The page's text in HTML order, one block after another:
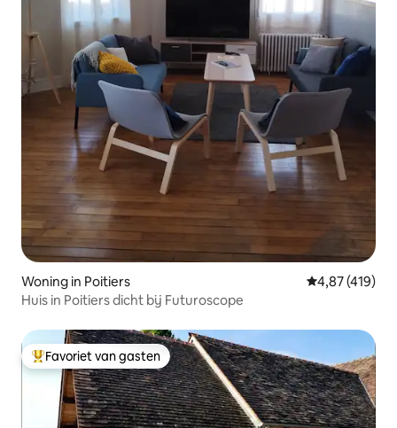
Woning in Poitiers Gemiddelde
4,87 (419)
Huis in Poitiers dicht bij Futuroscope
Topfavoriet van gasten
Favoriet van gasten